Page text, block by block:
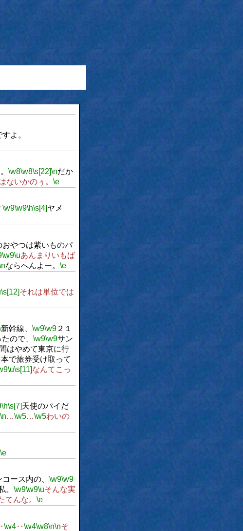
よ。
\w8\w8\s[22]\nだか
ないかのぅ。 \e
\w9\w9\h\s[4]ヤメ
おやつは紫いものパ
\w9\uあんまりいもば
ならへんよー。 \e
\s[12]それは単位では
新幹線、 \w9\w9２１
ので、 \w9\w9サン
はやめて東京に行
で旅券受け取って
\u\s[11]なんてこっ
\h\s[7]天使のパイだ
\n…\w5…\w5わいの
\e
ース内の、 \w9\w9
。 \w9\w9\uそんな実
てんな。 \e
\w4‥\w4\w8\n\nそ